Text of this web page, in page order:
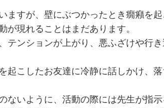
ますが、壁にぶつかったとき癇癪を起
が現れることはまだあります。
テンションが上がり、悪ふざけや行
起こしたお友達に冷静に話しかけ、落
ないように、活動の際には先生が指